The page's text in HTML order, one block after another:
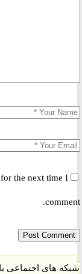
for the next time
های اجتماعی